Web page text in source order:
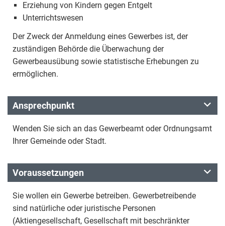
Erziehung von Kindern gegen Entgelt
Unterrichtswesen
Der Zweck der Anmeldung eines Gewerbes ist, der
zuständigen Behörde die Überwachung der
Gewerbeausübung sowie statistische Erhebungen zu
ermöglichen.
Ansprechpunkt
Wenden Sie sich an das Gewerbeamt oder Ordnungsamt
Ihrer Gemeinde oder Stadt.
Voraussetzungen
Sie wollen ein Gewerbe betreiben. Gewerbetreibende
sind natürliche oder juristische Personen
(Aktiengesellschaft, Gesellschaft mit beschränkter